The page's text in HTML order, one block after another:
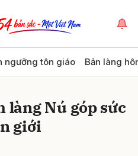
ngưỡng tôn giáo Bản làng
Nú góp sức
giới